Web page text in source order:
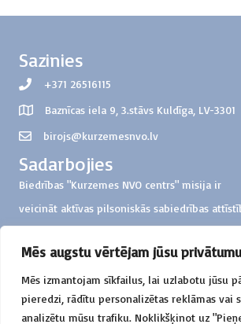
Mēs augstu vērtējam jūsu privātumu
Mēs izmantojam sīkfailus, lai uzlabotu jūsu
pieredzi, rādītu personalizētas reklāmas vai
analizētu mūsu trafiku. Noklikšķinot uz
Sazinies
+371 26516115
Baznīcas iela 9, 3.stāvs Kuldīga, LV-3301
birojs@kurzemesnvo.lv
Sadarbojies
Biedrības "Kurzemes NVO centrs" misija ir
veicināt aktīvas pilsoniskās sabiedrības
Ziedo
Biedrība "Kurzemes NVO centrs"
Konts: LV57HABA0551000326851